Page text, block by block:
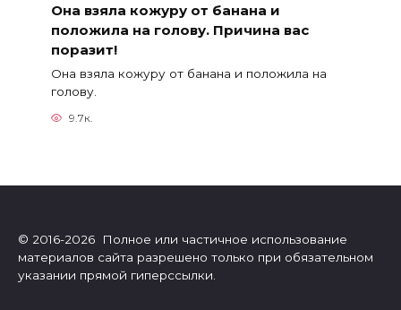
Она взяла кожуру от банана и
положила на голову. Причина вас
поразит!
Она взяла кожуру от банана и положила на
голову.
9.7к.
© 2016-2026 Полное или частичное использование
материалов сайта разрешено только при обязательном
указании прямой гиперссылки.